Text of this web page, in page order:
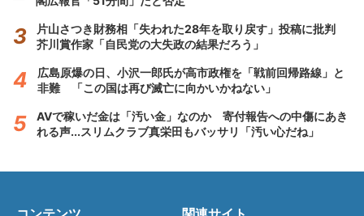
片山さつき財務相「失われた28年を取り戻す」投稿に批判
芥川賞作家「自民党の大失政の結果だろう」
広島原爆の日、小沢一郎氏が高市政権を「戦前回帰路線」と
非難 「この国は再び滅亡に向かいかねない」
AVで稼いだ金は「汚い金」なのか 寄付報告への中傷にあき
れる声...スリムクラブ真栄田もバッサリ「汚い心だね」